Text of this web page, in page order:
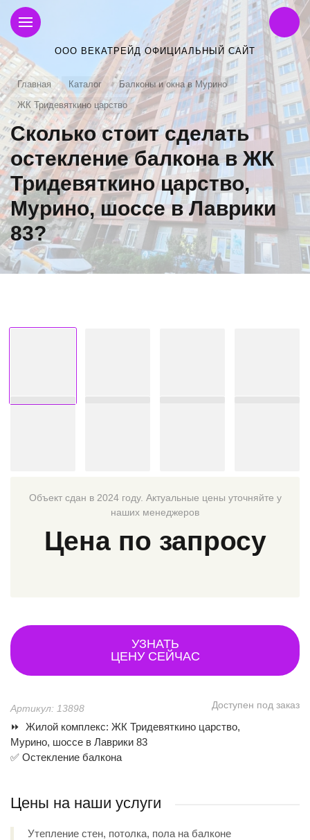
ООО ВЕКАТРЕЙД ОФИЦИАЛЬНЫЙ САЙТ
Главная Каталог
Балконы и окна в Мурино
ЖК Тридевяткино царство
Сколько стоит сделать
остекление балкона в ЖК
Тридевяткино царство,
Мурино, шоссе в Лаврики
83?
Артикул: 13898 Доступен под заказ
⏩ Жилой комплекс: ЖК Тридевяткино царство,
Мурино, шоссе в Лаврики 83
✅ Остекление балкона
Объект сдан в 2024 году. Актуальные цены уточняйте у
наших менеджеров
Цена по запросу
УЗНАТЬ
ЦЕНУ СЕЙЧАС
Цены на наши услуги
Утепление стен, потолка, пола на балконе